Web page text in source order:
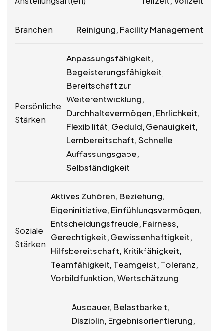
Branchen Reinigung, Facility Management
Persönliche
Stärken
Anpassungsfähigkeit,
Begeisterungsfähigkeit,
Bereitschaft zur
Weiterentwicklung,
Durchhaltevermögen, Ehrlichkeit,
Flexibilität, Geduld, Genauigkeit,
Lernbereitschaft, Schnelle
Auffassungsgabe,
Selbständigkeit
Soziale
Stärken
Aktives Zuhören, Beziehung,
Eigeninitiative, Einfühlungsvermögen,
Entscheidungsfreude, Fairness,
Gerechtigkeit, Gewissenhaftigkeit,
Hilfsbereitschaft, Kritikfähigkeit,
Teamfähigkeit, Teamgeist, Toleranz,
Vorbildfunktion, Wertschätzung
Ausdauer, Belastbarkeit,
Disziplin, Ergebnisorientierung,